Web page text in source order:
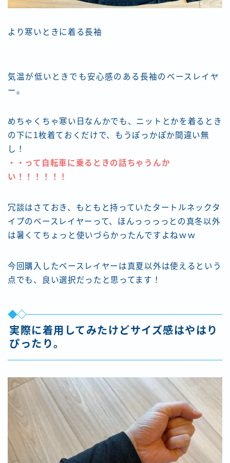
より寒いときに着る長袖
気温が低いときでも安心感のある長袖のベースレイヤ
ー。
めちゃくちゃ寒い日なんかでも、ニットとかを着るとき
の下に1枚着ておくだけで、もうぽっかぽか間違い無
し！
・・って自転車に乗るときの話ちゃうんか
い！！！！！！
冗談はさておき、もともと持っていたタートルネックタ
イプのベースレイヤーって、ほんっっっっとの真冬以外
は暑くてちょっと使いづらかったんですよねｗｗ
今回購入したベースレイヤーは真夏以外は使えるという
点でも、良い選択だったと思ってます！
実際に着用してみたけどサイズ感はやはり
ぴったり。